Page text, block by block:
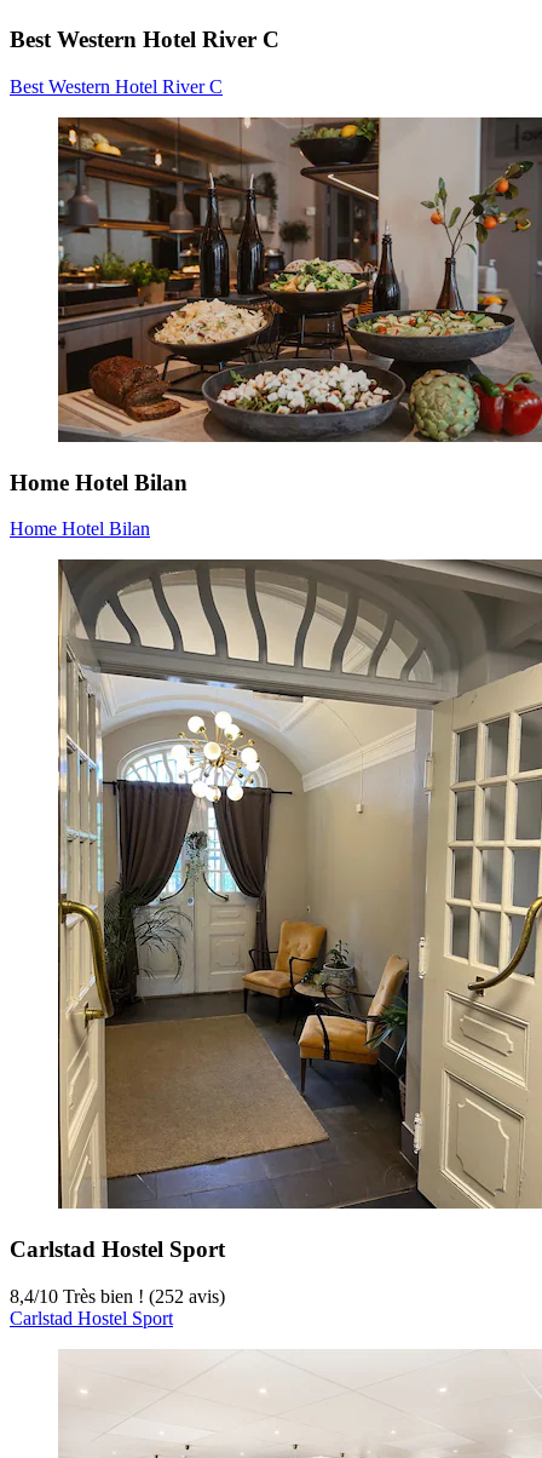
Best Western Hotel River C
Best Western Hotel River C
Home Hotel Bilan
Home Hotel Bilan
Carlstad Hostel Sport
8,4/10 Très bien ! (252 avis)
Carlstad Hostel Sport